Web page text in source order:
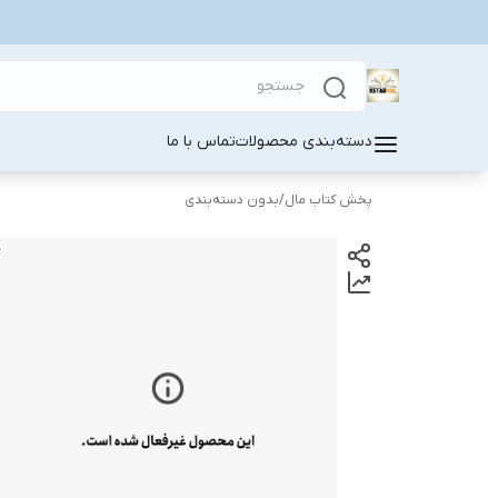
دسته‌بندی محصولاتتماس با ما
پخش کتاب مال/بدون دسته‌بندی